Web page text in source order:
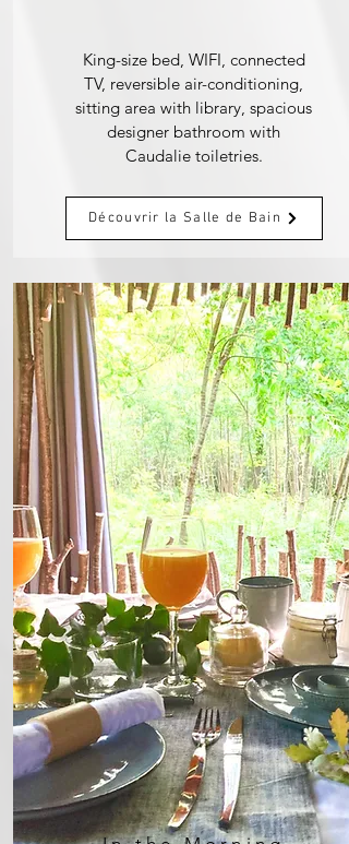
King-size bed, WIFI, connected
TV, reversible air-conditioning,
sitting area with library, spacious
designer bathroom with
Caudalie toiletries.
Découvrir la Salle de Bain